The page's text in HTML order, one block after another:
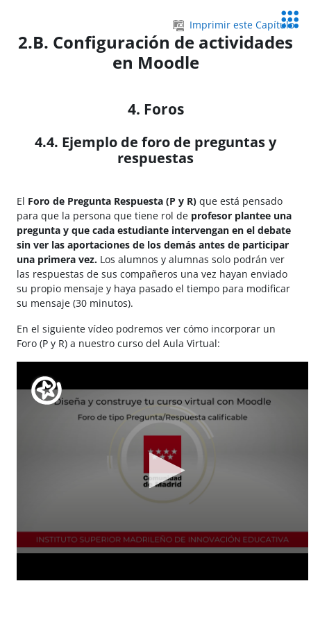
Imprimir este Capítulo
2.B. Configuración de actividades
en Moodle
4. Foros
4.4. Ejemplo de foro de preguntas y
respuestas
El Foro de Pregunta Respuesta (P y R) que está pensado
para que la persona que tiene rol de profesor plantee una
pregunta y que cada estudiante intervengan en el debate
sin ver las aportaciones de los demás antes de participar
una primera vez. Los alumnos y alumnas solo podrán ver
las respuestas de sus compañeros una vez hayan enviado
su propio mensaje y haya pasado el tiempo para modificar
su mensaje (30 minutos).
En el siguiente vídeo podremos ver cómo incorporar un
Foro (P y R) a nuestro curso del Aula Virtual: